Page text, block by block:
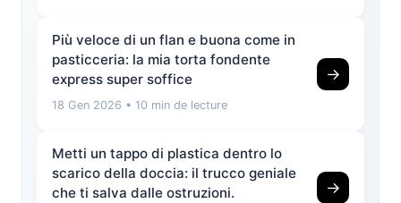
Più veloce di un flan e buona come in
pasticceria: la mia torta fondente
express super soffice
18 Gen 2026 • 10 min de lecture
→
Metti un tappo di plastica dentro lo
scarico della doccia: il trucco geniale
che ti salva dalle ostruzioni.
→